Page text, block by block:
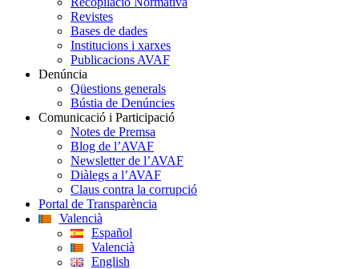
Revistes
Bases de dades
Institucions i xarxes
Publicacions AVAF
Denúncia
Qüestions generals
Bústia de Denúncies
Comunicació i Participació
Notes de Premsa
Blog de l’AVAF
Newsletter de l’AVAF
Diàlegs a l’AVAF
Claus contra la corrupció
Portal de Transparència
Valencià
Español
Valencià
English